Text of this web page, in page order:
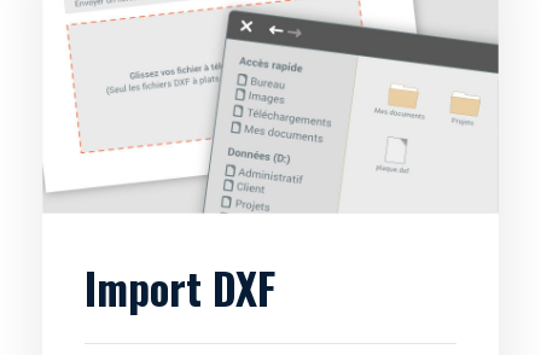
Import DXF